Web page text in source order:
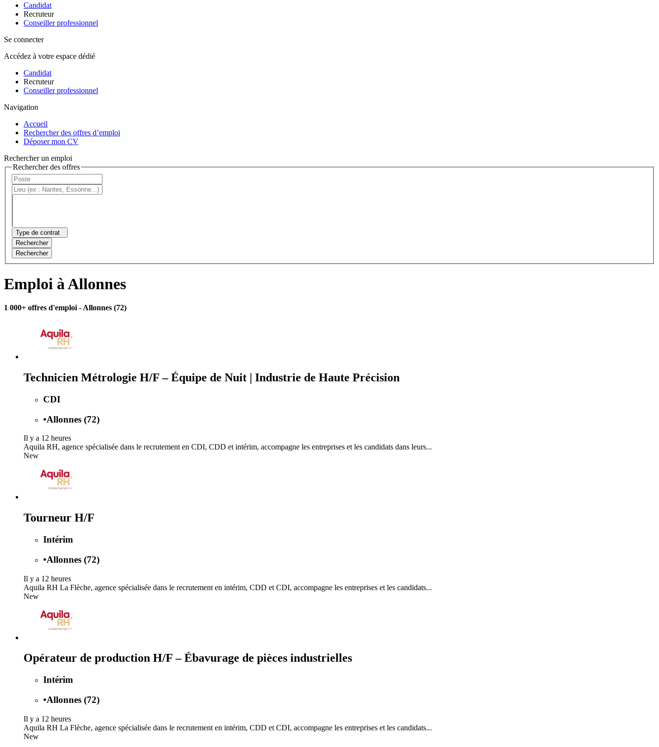
Candidat
Recruteur
Conseiller professionnel
Se connecter
Accédez à votre espace dédié
Candidat
Recruteur
Conseiller professionnel
Navigation
Accueil
Rechercher des offres d’emploi
Déposer mon CV
Rechercher un emploi
Rechercher des offres
Type de contrat
Rechercher
Rechercher
Emploi à Allonnes
1 000+ offres d'emploi - Allonnes (72)
Technicien Métrologie H/F – Équipe de Nuit | Industrie de Haute Précision
CDI
•Allonnes (72)
Il y a 12 heures
Aquila RH, agence spécialisée dans le recrutement en CDI, CDD et intérim, accompagne les entreprises et les candidats dans leurs...
New
Tourneur H/F
Intérim
•Allonnes (72)
Il y a 12 heures
Aquila RH La Flèche, agence spécialisée dans le recrutement en intérim, CDD et CDI, accompagne les entreprises et les candidats...
New
Opérateur de production H/F – Ébavurage de pièces industrielles
Intérim
•Allonnes (72)
Il y a 12 heures
Aquila RH La Flèche, agence spécialisée dans le recrutement en intérim, CDD et CDI, accompagne les entreprises et les candidats...
New